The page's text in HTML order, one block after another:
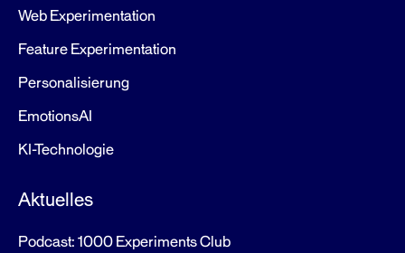
Web Experimentation
Feature Experimentation
Personalisierung
EmotionsAI
KI-Technologie
Aktuelles
Podcast: 1000 Experiments Club